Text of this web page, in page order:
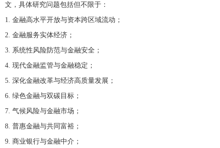
文，具体研究问题包括但不限于：
1. 金融高水平开放与资本跨区域流动；
2. 金融服务实体经济；
3. 系统性风险防范与金融安全；
4. 现代金融监管与金融稳定；
5. 深化金融改革与经济高质量发展；
6. 绿色金融与双碳目标；
7. 气候风险与金融市场；
8. 普惠金融与共同富裕；
9. 商业银行与金融中介；